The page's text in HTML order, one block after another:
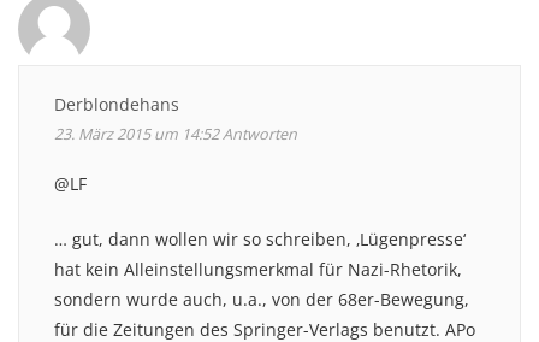
Derblondehans
23. März 2015 um 14:52Antworten
@LF
… gut, dann wollen wir so schreiben, ‚Lügenpresse‘
hat kein Alleinstellungsmerkmal für Nazi-Rhetorik,
sondern wurde auch, u.a., von der 68er-Bewegung,
für die Zeitungen des Springer-Verlags benutzt. APo